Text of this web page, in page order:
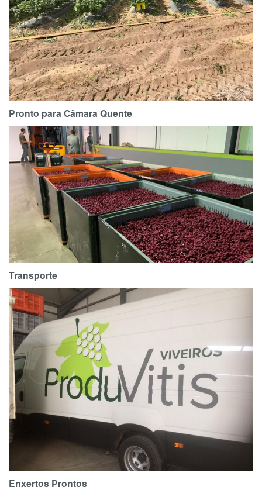
Pronto para Câmara Quente
Transporte
Enxertos Prontos